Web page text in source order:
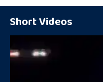
Short Videos